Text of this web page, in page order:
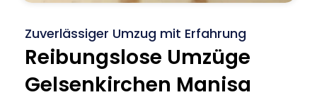
Zuverlässiger Umzug mit Erfahrung
Reibungslose Umzüge
Gelsenkirchen Manisa